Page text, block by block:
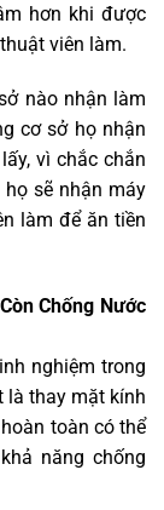
hơn khi được
viên làm.
nào nhận làm
cơ sở họ nhận
vì chắc chắn
sẽ nhận máy
làm để ăn tiền
Chống Nước
nghiệm trong
là thay mặt kính
toàn có thể
năng chống